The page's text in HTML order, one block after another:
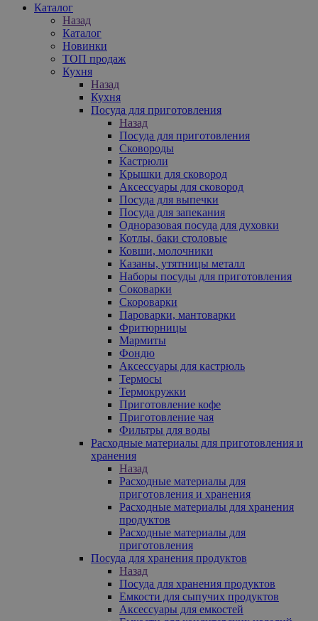
Каталог
Назад
Каталог
Новинки
ТОП продаж
Кухня
Назад
Кухня
Посуда для приготовления
Назад
Посуда для приготовления
Сковороды
Кастрюли
Крышки для сковород
Аксессуары для сковород
Посуда для выпечки
Посуда для запекания
Одноразовая посуда для духовки
Котлы, баки столовые
Ковши, молочники
Казаны, утятницы металл
Наборы посуды для приготовления
Соковарки
Скороварки
Пароварки, мантоварки
Фритюрницы
Мармиты
Фондю
Аксессуары для кастрюль
Термосы
Термокружки
Приготовление кофе
Приготовление чая
Фильтры для воды
Расходные материалы для приготовления и
хранения
Назад
Расходные материалы для
приготовления и хранения
Расходные материалы для хранения
продуктов
Расходные материалы для
приготовления
Посуда для хранения продуктов
Назад
Посуда для хранения продуктов
Емкости для сыпучих продуктов
Аксессуары для емкостей